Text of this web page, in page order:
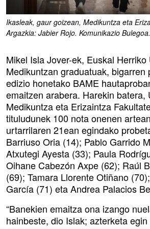
Ikasleak, gaur goizean, Medikuntza eta
Argazkia: Jabier Rojo. Komunikazio
Mikel Isla Jover-ek, Euskal
Medikuntzan graduatuak, bigarren
edizio honetako BAME
emaitzen arabera. Harekin batera,
Medikuntza eta Erizaintza
tituludunek 100 nota onenen
urtarrilaren 21ean egindako
Barriuso Oria (14); Pablo Garrido
Atxutegi Ayesta (33); Paula
Oihane Cabezón Axpe (62); Raúl
(69); Tamara Llorente Otiñano
García (71) eta Andrea Palacios
“Banekien emaitza ona izango
hainbeste, dio Islak; azterketa